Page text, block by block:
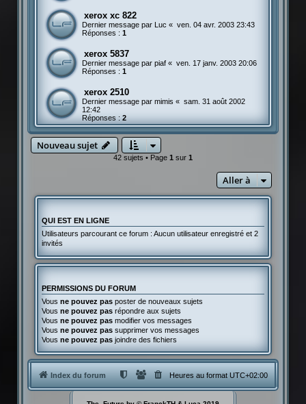
xerox xc 822
Dernier message par Luc « ven. 04 avr. 2003 23:43
Réponses : 1
xerox 5837
Dernier message par piaf« ven. 17 janv. 2003 20:06
Réponses : 1
xerox 2510
Dernier message par mimis « sam. 31 août 2002
12:42
Réponses :2
Nouveau sujet
42 sujets • Page 1sur 1
Aller à
QUI EST EN LIGNE
Utilisateurs parcourant ce forum : Aucun utilisateur enregistré et 2
invités
PERMISSIONS DU FORUM
Vous ne pouvez pasposter de nouveaux sujets
Vous ne pouvez pasrépondre aux sujets
Vous ne pouvez pasmodifier vos messages
Vous ne pouvez passupprimer vos messages
Vous ne pouvez pasjoindre des fichiers
Index du forum Heures au formatUTC+02:00